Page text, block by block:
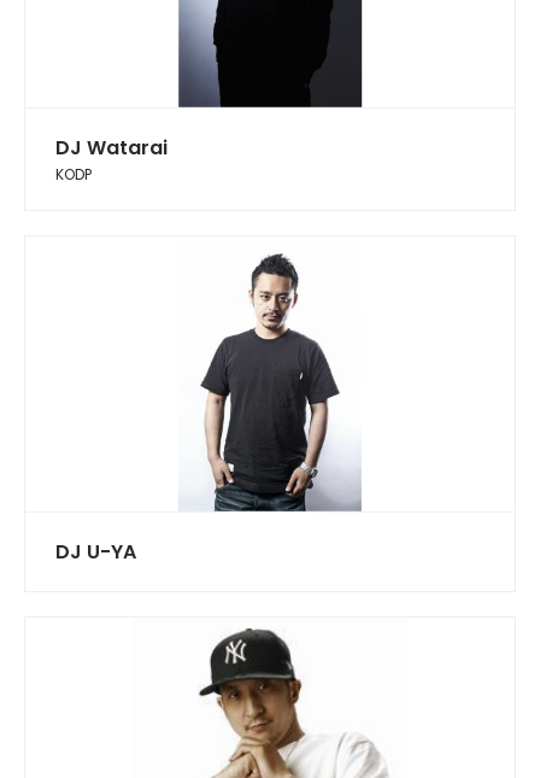
DJ Watarai
KODP
DJ U-YA